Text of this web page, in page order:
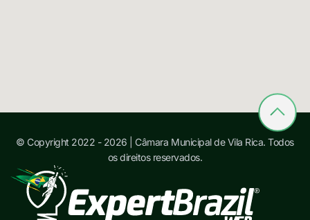
© Copyright 2022 - 2026 | Câmara Municipal de Vila Rica. Todos
os direitos reservados.